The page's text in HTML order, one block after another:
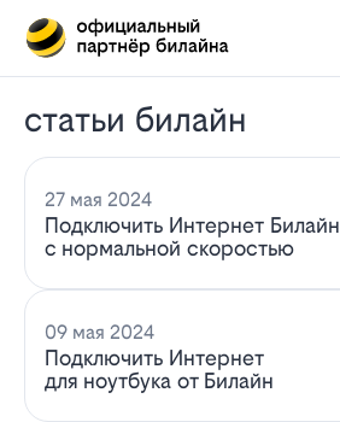
статьи билайн
27 мая 2024
Подключить Интернет Билайн
с нормальной скоростью
09 мая 2024
Подключить Интернет
для ноутбука от Билайн